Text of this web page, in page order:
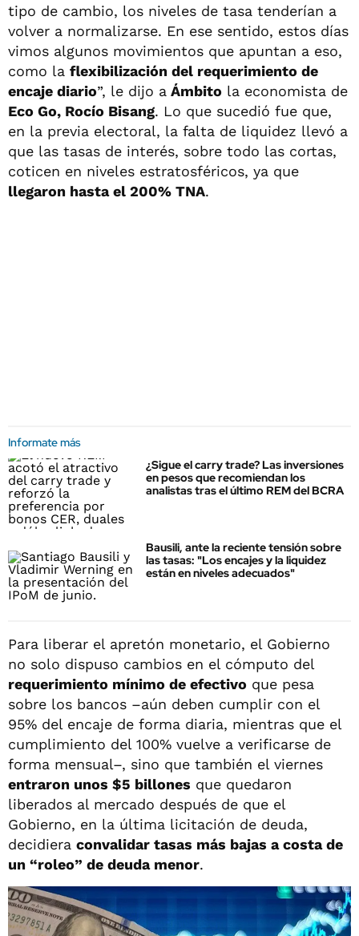
tipo de cambio, los niveles de tasa tenderían a
volver a normalizarse. En ese sentido, estos días
vimos algunos movimientos que apuntan a eso,
como la flexibilización del requerimiento de
encaje diario”, le dijo a Ámbito la economista de
Eco Go, Rocío Bisang. Lo que sucedió fue que,
en la previa electoral, la falta de liquidez llevó a
que las tasas de interés, sobre todo las cortas,
coticen en niveles estratosféricos, ya que
llegaron hasta el 200% TNA.
Informate más
¿Sigue el carry trade? Las inversiones
en pesos que recomiendan los
analistas tras el último REM del BCRA
Bausili, ante la reciente tensión sobre
las tasas: "Los encajes y la liquidez
están en niveles adecuados"
Para liberar el apretón monetario, el Gobierno
no solo dispuso cambios en el cómputo del
requerimiento mínimo de efectivo que pesa
sobre los bancos –aún deben cumplir con el
95% del encaje de forma diaria, mientras que el
cumplimiento del 100% vuelve a verificarse de
forma mensual–, sino que también el viernes
entraron unos $5 billones que quedaron
liberados al mercado después de que el
Gobierno, en la última licitación de deuda,
decidiera convalidar tasas más bajas a costa de
un “roleo” de deuda menor.